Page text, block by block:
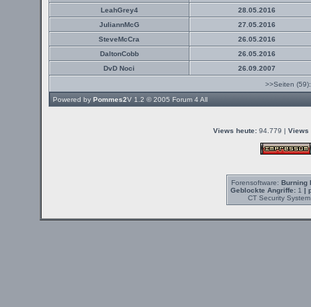
LeahGrey4
28.05.2016
JuliannMcG
27.05.2016
SteveMcCra
26.05.2016
DaltonCobb
26.05.2016
DvD Noci
26.09.2007
>>Seiten
Powered by Pommes2V 1.2 © 2005 Forum 4 All
Views heute: 94.779 | Views
Forensoftware: Burning
Geblockte Angriffe:1 |
CT Security